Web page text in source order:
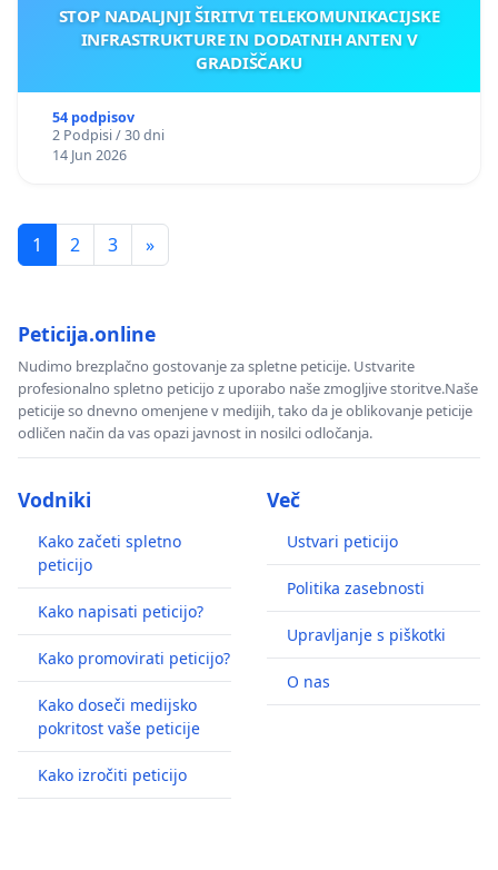
STOP NADALJNJI ŠIRITVI TELEKOMUNIKACIJSKE
INFRASTRUKTURE IN DODATNIH ANTEN V
GRADIŠČAKU
54 podpisov
2 Podpisi / 30 dni
14 Jun 2026
1 2 3 »
Peticija.online
Nudimo brezplačno gostovanje za spletne peticije. Ustvarite
profesionalno spletno peticijo z uporabo naše zmogljive storitve.Naše
peticije so dnevno omenjene v medijih, tako da je oblikovanje peticije
odličen način da vas opazi javnost in nosilci odločanja.
Vodniki
Kako začeti spletno
peticijo
Kako napisati peticijo?
Kako promovirati peticijo?
Kako doseči medijsko
pokritost vaše peticije
Kako izročiti peticijo
Več
Ustvari peticijo
Politika zasebnosti
Upravljanje s piškotki
O nas